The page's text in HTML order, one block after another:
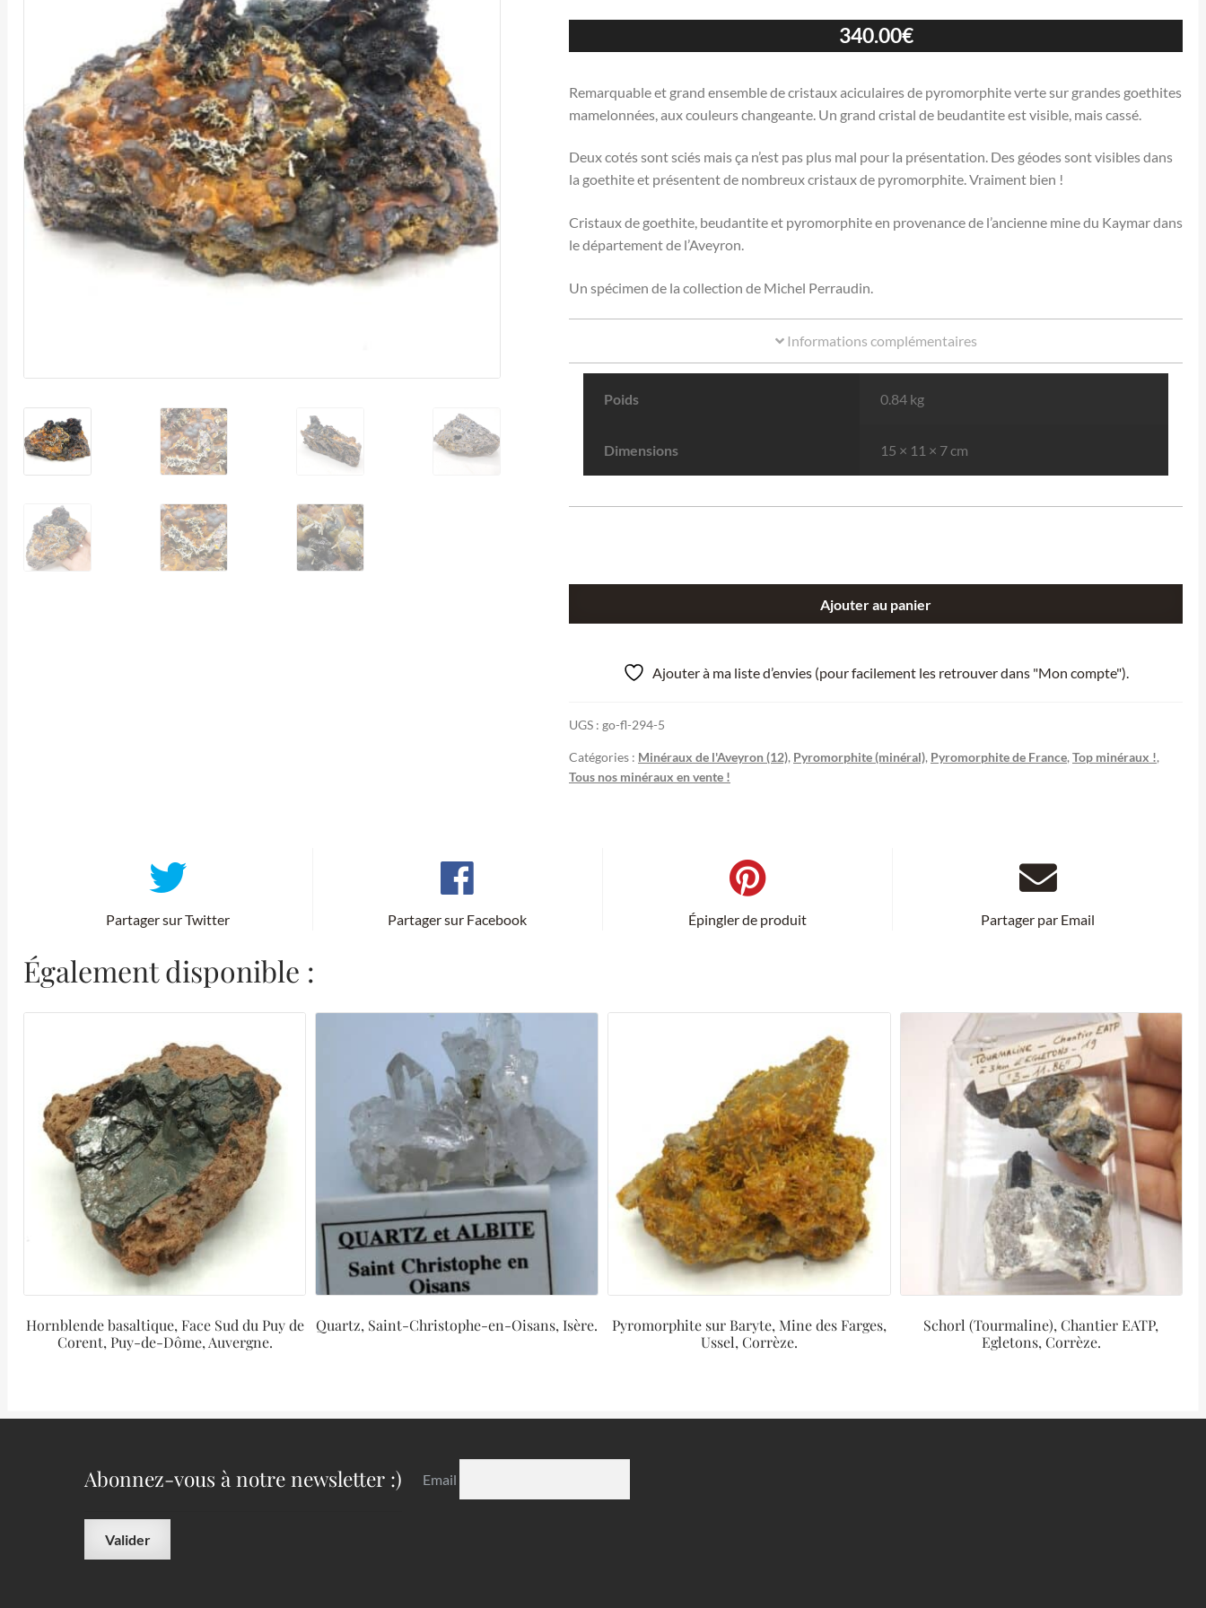
340.00€
Remarquable et grand ensemble de cristaux aciculaires de pyromorphite verte sur grandes goethites
mamelonnées, aux couleurs changeante. Un grand cristal de beudantite est visible, mais cassé.
Deux cotés sont sciés mais ça n’est pas plus mal pour la présentation. Des géodes sont visibles dans
la goethite et présentent de nombreux cristaux de pyromorphite. Vraiment bien !
Cristaux de goethite, beudantite et pyromorphite en provenance de l’ancienne mine du Kaymar dans
le département de l’Aveyron.
Un spécimen de la collection de Michel Perraudin.
Informations complémentaires
Poids 0.84 kg
Dimensions 15 × 11 × 7 cm
Beudantite,
Kaymar,
Aveyron.
Ajouter au panier
Ajouter à ma liste d’envies (pour facilement les retrouver dans "Mon compte").
UGS : go-fl-294-5
Catégories : Minéraux de l'Aveyron (12), Pyromorphite (minéral), Pyromorphite de France, Top minéraux !,
Tous nos minéraux en vente !
Partager sur Twitter Partager sur Facebook Épingler de produit Partager par Email
Également disponible :
Hornblende basaltique, Face Sud du Puy de
Corent, Puy-de-Dôme, Auvergne.
Quartz, Saint-Christophe-en-Oisans, Isère.
Pyromorphite sur Baryte, Mine des Farges,
Ussel, Corrèze.
Schorl (Tourmaline), Chantier EATP,
Egletons, Corrèze.
Abonnez-vous à notre newsletter :) Email